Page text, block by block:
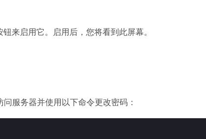
钮来启用它。启用后，您将看到此屏幕。
服务器并使用以下命令更改密码：